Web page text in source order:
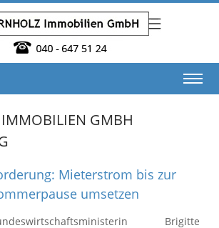
GMBH
Mieterstrom bis zur
umsetzen
Brigitte